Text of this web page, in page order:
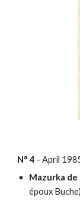
N°4 -April 198
Mazurka de
époux